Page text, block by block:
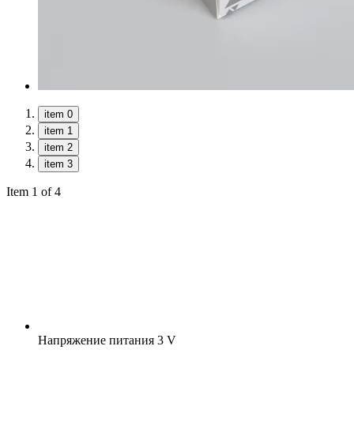
item 0
item 1
item 2
item 3
Item 1 of 4
Напряжение питания 3 V